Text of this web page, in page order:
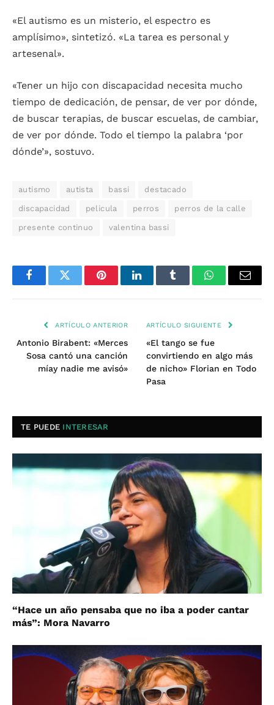
«El autismo es un misterio, el espectro es
amplísimo», sintetizó. «La tarea es personal y
artesenal».
«Tener un hijo con discapacidad necesita mucho
tiempo de dedicación, de pensar, de ver por dónde,
de buscar terapias, de buscar escuelas, de cambiar,
de ver por dónde. Todo el tiempo la palabra ‘por
dónde’», sostuvo.
autismo autista bassi destacado
discapacidad pelicula perros perros de la calle
presente continuo valentina bassi
FacebookTwitter PinterestLinkedInTumblr WhatsAppEmail
ARTÍCULO ANTERIOR
Antonio Birabent: «Merces
Sosa cantó una canción
míay nadie me avisó»
ARTÍCULO SIGUIENTE
«El tango se fue
convirtiendo en algo más
de nicho» Florian en Todo
Pasa
TE PUEDE INTERESAR
“Hace un año pensaba que no iba a poder cantar
más”: Mora Navarro